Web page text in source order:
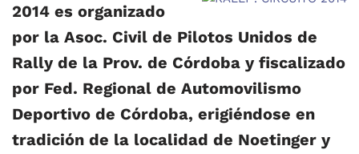
2014 es organizado
por la Asoc. Civil de Pilotos Unidos de
Rally de la Prov. de Córdoba y fiscalizado
por Fed. Regional de Automovilismo
Deportivo de Córdoba, erigiéndose en
tradición de la localidad de Noetinger y